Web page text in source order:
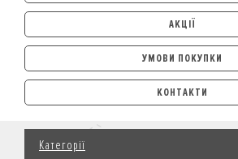
АКЦІЇ
УМОВИ ПОКУПКИ
АВТОМОБІЛІ
ЛІЗИНГ
КРЕДИТ
СТРАХУВАННЯ
КОНТАКТИ
Категорії